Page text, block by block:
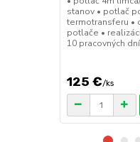
stanov • potlač
termotransferu •
potlače •
10 pracovných
125 €/ks